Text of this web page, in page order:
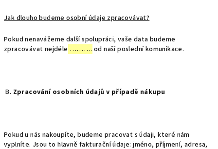
Jak dlouho budeme osobní údaje zpracovávat?
Pokud nenavážeme další spolupráci, vaše data budeme
zpracovávat nejdéle ………. od naší poslední komunikace.
B. Zpracování osobních údajů v případě nákupu
Pokud u nás nakoupíte, budeme pracovat s údaji, které nám
vyplníte. Jsou to hlavně fakturační údaje: jméno, příjmení, adresa,